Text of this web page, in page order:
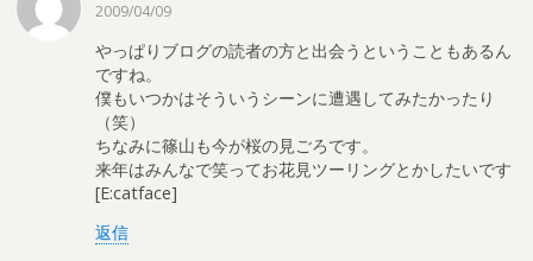
2009/04/09
やっぱりブログの読者の方と出会うということもあるん
ですね。
僕もいつかはそういうシーンに遭遇してみたかったり
（笑）
ちなみに篠山も今が桜の見ごろです。
来年はみんなで笑ってお花見ツーリングとかしたいです
[E:catface]
返信